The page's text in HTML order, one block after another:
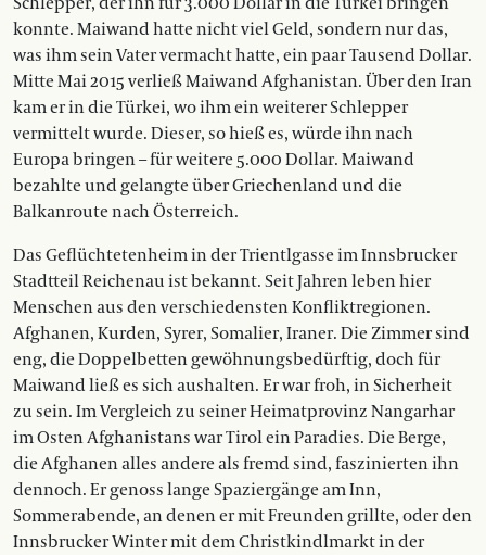
konnte. Maiwand hatte nicht viel Geld, sondern nur das,
was ihm sein Vater vermacht hatte, ein paar Tausend Dollar.
Mitte Mai 2015 verließ Maiwand Afghanistan. Über den Iran
kam er in die Türkei, wo ihm ein weiterer Schlepper
vermittelt wurde. Dieser, so hieß es, würde ihn nach
Europa bringen – für weitere 5.000 Dollar. Maiwand
bezahlte und gelangte über Griechenland und die
Balkanroute nach Österreich.
Das Geflüchtetenheim in der Tri­en­tl­gasse im Innsbrucker
Stadtteil Reichenau ist bekannt. Seit Jahren leben hier
Menschen aus den verschiedensten Kon­fliktregionen.
Afghanen, Kurden, Sy­­rer, Somalier, Iraner. Die Zimmer sind
eng, die Doppelbetten gewöhnungsbedürftig, doch für
Maiwand ließ es sich aushalten. Er war froh, in Sicherheit
zu sein. Im Vergleich zu seiner Heimatprovinz Nangarhar
im Osten Afghanistans war Tirol ein Paradies. Die Berge,
die Afghanen alles andere als fremd sind, faszinierten ihn
dennoch. Er genoss lange Spaziergänge am Inn,
Sommerabende, an denen er mit Freunden grillte, oder den
Innsbrucker Winter mit dem Christkindlmarkt in der